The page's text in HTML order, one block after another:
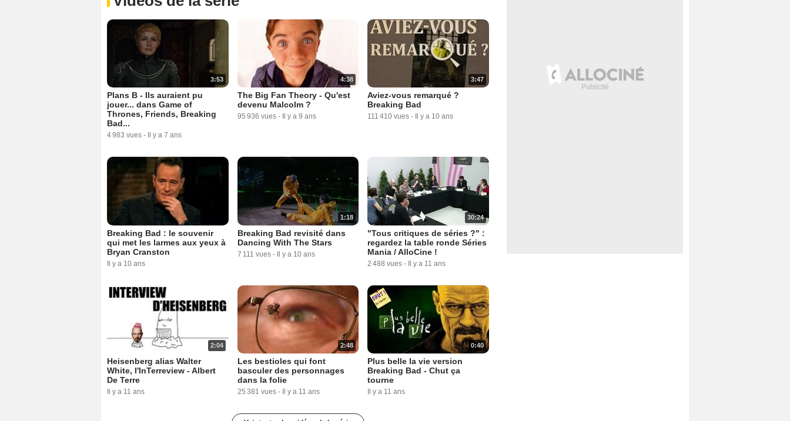
3:53
Plans B - Ils auraient pu
jouer... dans Game of
Thrones, Friends, Breaking
Bad...
4 983 vues - Il y a 7 ans
4:38
The Big Fan Theory - Qu'est
devenu Malcolm ?
95 936 vues - Il y a 9 ans
3:47
Aviez-vous remarqué ?
Breaking Bad
111 410 vues - Il y a 10 ans
Breaking Bad : le souvenir
qui met les larmes aux yeux à
Bryan Cranston
Il y a 10 ans
1:18
Breaking Bad revisité dans
Dancing With The Stars
7 111 vues - Il y a 10 ans
30:24
"Tous critiques de séries ?" :
regardez la table ronde Séries
Mania / AlloCine !
2 488 vues - Il y a 11 ans
2:04
Heisenberg alias Walter
White, l'InTerreview - Albert
De Terre
Il y a 11 ans
2:48
Les bestioles qui font
basculer des personnages
dans la folie
25 381 vues - Il y a 11 ans
0:40
Plus belle la vie version
Breaking Bad - Chut ça
tourne
Il y a 11 ans